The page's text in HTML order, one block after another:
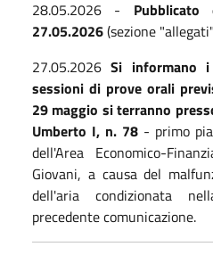
28.05.2026 -
27.05.2026(sezione
27.05.2026 Si informano
sessioni di prove orali
29 maggio si terranno
Umberto I, n. 78 - primo
dell'Area Economico-
Giovani, a causa del
dell'aria condizionata
precedente comunicazione.